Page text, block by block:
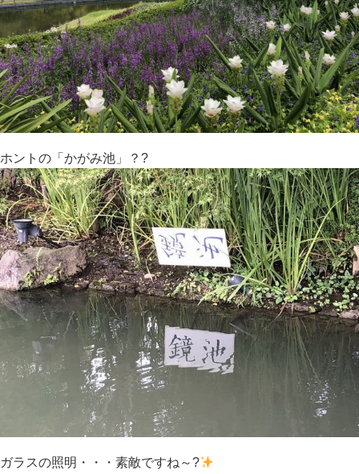
ホントの「かがみ池」？?
ガラスの照明・・・素敵ですね～?